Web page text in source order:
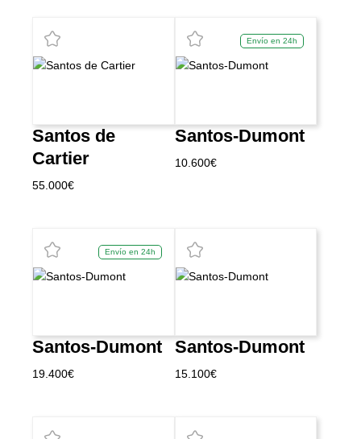
Santos de
Cartier
55.000€
Envío en 24h
Santos-Dumont
10.600€
Envío en 24h
Santos-Dumont
19.400€
Santos-Dumont
15.100€